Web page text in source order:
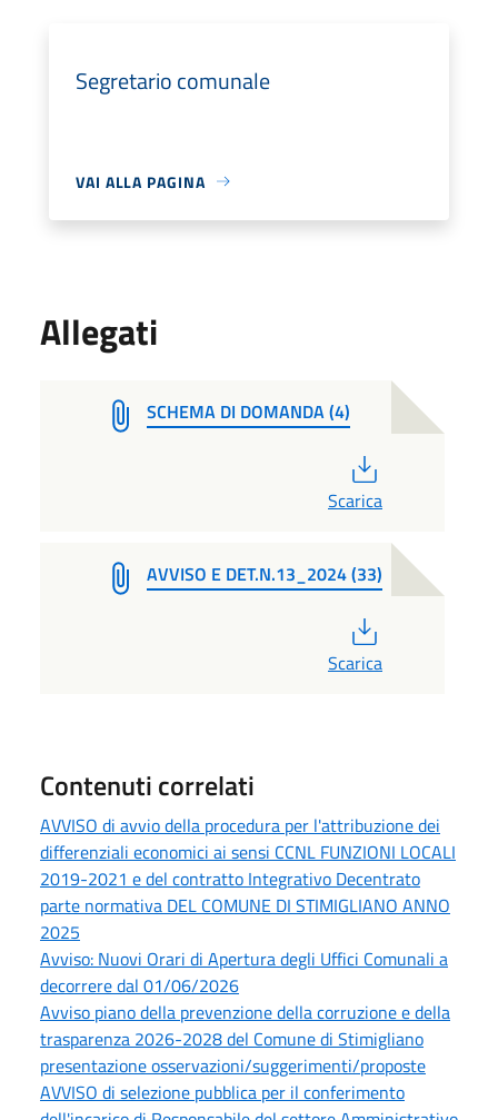
Segretario comunale
VAI ALLA PAGINA
Allegati
SCHEMA DI DOMANDA (4)
Scarica
AVVISO E DET.N.13_2024 (33)
Scarica
Contenuti correlati
AVVISO di avvio della procedura per l'attribuzione dei
differenziali economici ai sensi CCNL FUNZIONI LOCALI
2019-2021 e del contratto Integrativo Decentrato
parte normativa DEL COMUNE DI STIMIGLIANO ANNO
2025
Avviso: Nuovi Orari di Apertura degli Uffici Comunali a
decorrere dal 01/06/2026
Avviso piano della prevenzione della corruzione e della
trasparenza 2026-2028 del Comune di Stimigliano
presentazione osservazioni/suggerimenti/proposte
AVVISO di selezione pubblica per il conferimento